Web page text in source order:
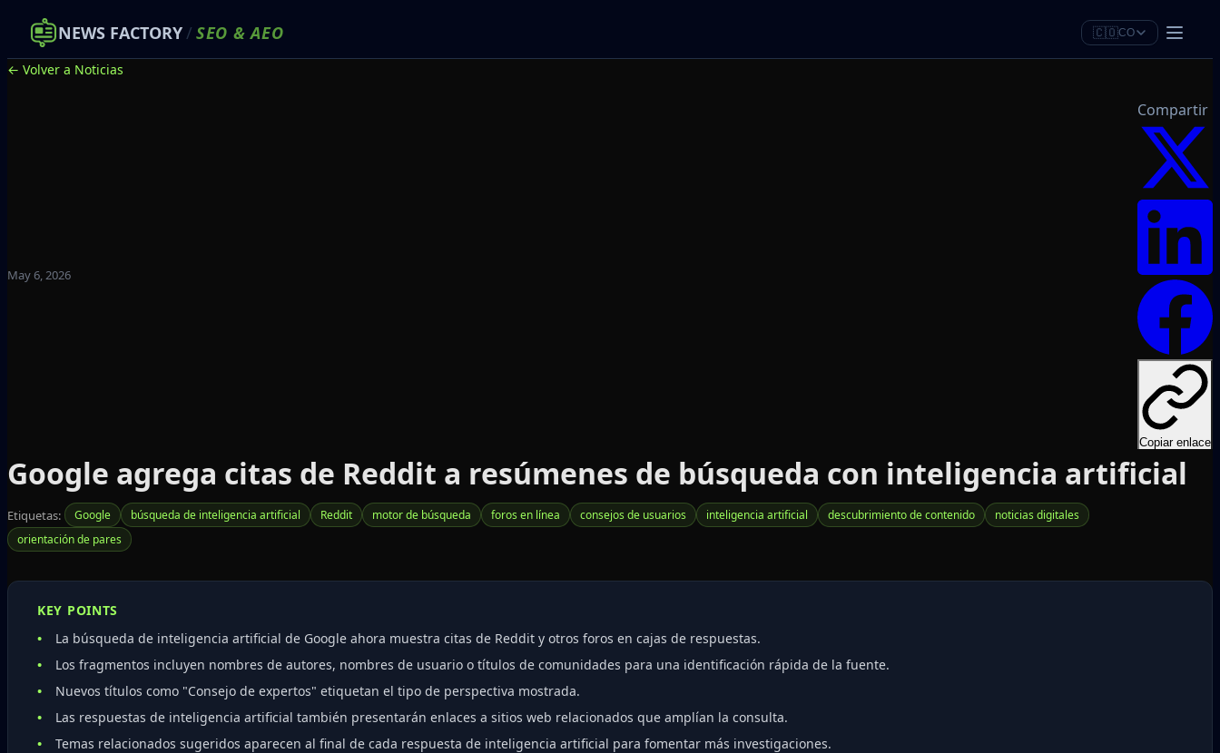
NEWS FACTORY/ SEO &AEO 🇨🇴CO
← Volver a Noticias
May 6, 2026
Compartir
Copiar enlace
Google agrega citas de Reddit a resúmenes de búsqueda con inteligencia artificial
Etiquetas: Google búsqueda de inteligencia artificial Reddit motor de búsqueda foros en línea consejos de usuarios inteligencia artificial descubrimiento de contenido
noticias digitales
orientación de pares
KEY POINTS
La búsqueda de inteligencia artificial de Google ahora muestra citas de Reddit y otros foros en cajas de respuestas.
Los fragmentos incluyen nombres de autores, nombres de usuario o títulos de comunidades para una identificación rápida de la fuente.
Nuevos títulos como "Consejo de expertos" etiquetan el tipo de perspectiva mostrada.
Las respuestas de inteligencia artificial también presentarán enlaces a sitios web relacionados que amplían la consulta.
Temas relacionados sugeridos aparecen al final de cada respuesta de inteligencia artificial para fomentar más investigaciones.